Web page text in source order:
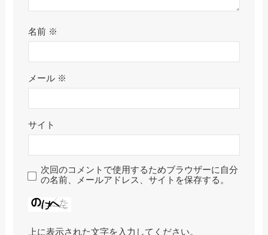
名前 ※
メール ※
サイト
次回のコメントで使用するためブラウザーに自分
の名前、メールアドレス、サイトを保存する。
上に表示された文字を入力してください。